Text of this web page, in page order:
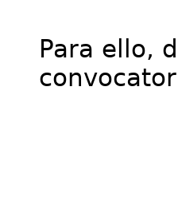
Para ello,